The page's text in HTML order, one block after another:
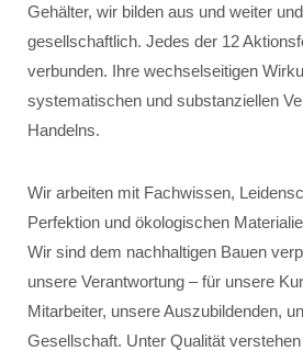
Gehälter, wir bilden aus und weiter
gesellschaftlich. Jedes der 12
verbunden. Ihre wechselseitigen
systematischen und substanziellen
Handelns.
Wir arbeiten mit Fachwissen,
Perfektion und ökologischen
Wir sind dem nachhaltigen Bauen
unsere Verantwortung – für unsere
Mitarbeiter, unsere Auszubildenden,
Gesellschaft. Unter Qualität